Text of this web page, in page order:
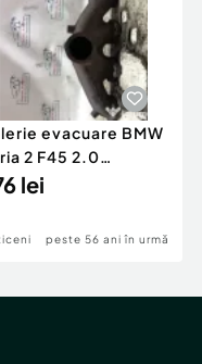
evacuare BMW
2 F45 2.0
2016
lei
peste 56 ani în urmă